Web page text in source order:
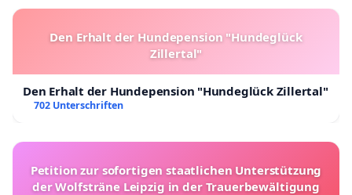
Den Erhalt der Hundepension "Hundeglück
Zillertal"
Den Erhalt der Hundepension "Hundeglück Zillertal"
702 Unterschriften
Petition zur sofortigen staatlichen Unterstützung
der Wolfsträne Leipzig in der Trauerbewältigung